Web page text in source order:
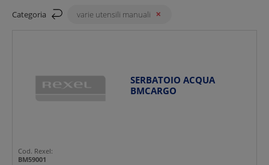
Mostra
Categoria varie utensili manuali
SERBATOIO ACQUA
BMCARGO
Cod. Rexel:
BM59001